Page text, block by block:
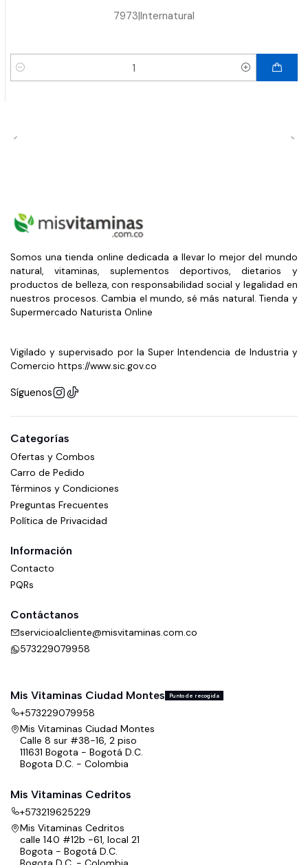
7973|Internatural
Cantidad
Somos una tienda online dedicada a llevar lo mejor del mundo
natural, vitaminas, suplementos deportivos, dietarios y
productos de belleza, con responsabilidad social y legalidad en
nuestros procesos. Cambia el mundo, sé más natural. Tienda y
Supermercado Naturista Online
Vigilado y supervisado por la Super Intendencia de Industria y
Comercio https://www.sic.gov.co
Síguenos
Categorías
Ofertas y Combos
Carro de Pedido
Términos y Condiciones
Preguntas Frecuentes
Política de Privacidad
Información
Contacto
PQRs
Contáctanos
servicioalcliente@misvitaminas.com.co
573229079958
Mis Vitaminas Ciudad Montes Punto de recogida
+573229079958
Mis Vitaminas Ciudad Montes
Calle 8 sur #38-16, 2 piso
111631 Bogota - Bogotá D.C.
Bogota D.C. - Colombia
Mis Vitaminas Cedritos
+573219625229
Mis Vitaminas Cedritos
calle 140 #12b -61, local 21
Bogota - Bogotá D.C.